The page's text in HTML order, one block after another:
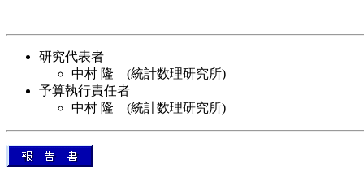
研究代表者
中村 隆 (統計数理研究所)
予算執行責任者
中村 隆 (統計数理研究所)